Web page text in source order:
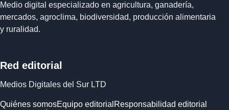
Medio digital especializado en agricultura, ganadería,
mercados, agroclima, biodiversidad, producción alimentaria
y ruralidad.
Red editorial
Medios Digitales del Sur LTD
Quiénes somosEquipo editorial Responsabilidad editorial